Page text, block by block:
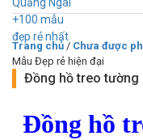
Trang chủ / Chưa được
Mẫu Đẹp rẻ hiện đại
Đồng hồ treo tường
Đồng hồ